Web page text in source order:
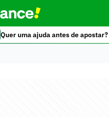
Quer uma ajuda antes de apostar?